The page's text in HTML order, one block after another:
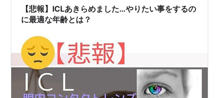
を食べたといってよいものかと思ってき…
【悲報】ICLあきらめました…やりたい事をするの
に最適な年齢とは？